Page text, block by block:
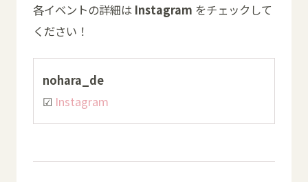
各イベントの詳細は Instagram をチェックして
ください！
nohara_de
☑ Instagram